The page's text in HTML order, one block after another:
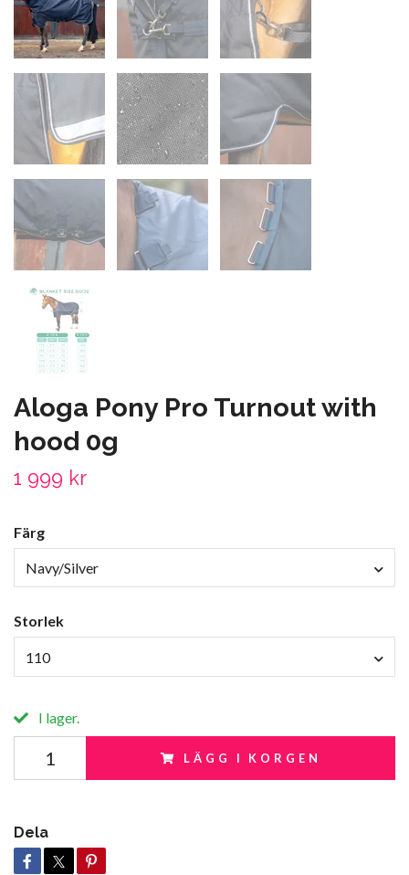
Aloga Pony Pro Turnout with
hood 0g
1 999 kr
Färg
Navy/Silver
Storlek
110
I lager.
LÄGG I KORGEN
Dela